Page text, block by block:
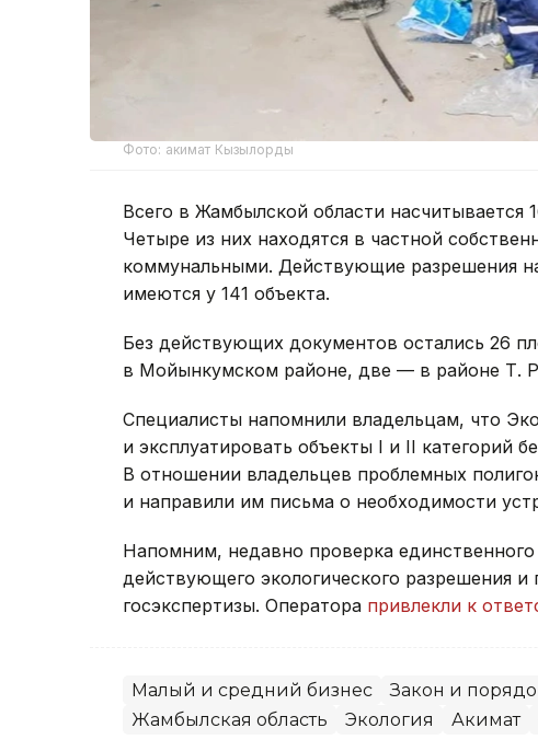
Фото: акимат Кызылорды
Всего в Жамбылской области
Четыре из них находятся в частной
коммунальными. Действующие разрешения
имеются у 141 объекта.
Без действующих документов остались 26
в Мойынкумском районе, две — в районе Т.
Специалисты напомнили владельцам, что
и эксплуатировать объекты I и II категорий
В отношении владельцев проблемных
и направили им письма о необходимости
Напомним, недавно проверка
действующего экологического разрешения
госэкспертизы. Оператора привлекли к
Малый и средний бизнес Закон и
Жамбылская область
Экология Акимат